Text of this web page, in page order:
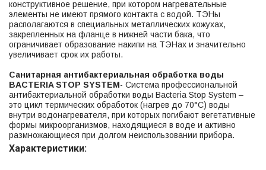
конструктивное решение, при котором нагревательные
элементы не имеют прямого контакта с водой. ТЭНы
располагаются в специальных металлических кожухах,
закрепленных на фланце в нижней части бака, что
ограничивает образование накипи на ТЭНах и значительно
увеличивает срок их работы.
Санитарная антибактериальная обработка воды
BACTERIA STOP SYSTEM- Система профессиональной
антибактериальной обработки воды Bacteria Stop System –
это цикл термических обработок (нагрев до 70°С) воды
внутри водонагревателя, при которых погибают вегетативные
формы микроорганизмов, находящиеся в воде и активно
размножающиеся при долгом неиспользовании прибора.
Характеристики: